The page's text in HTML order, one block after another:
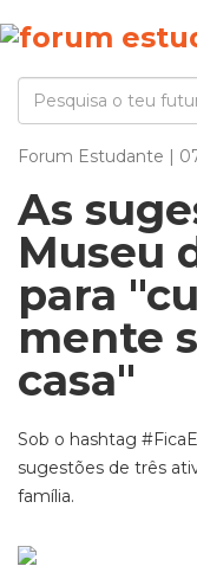
Forum Estudante |
As
Museu
para
mente
casa"
Sob o hashtag
sugestões de três
família.